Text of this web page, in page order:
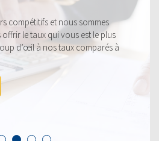
compétitifs et nous sommes
le taux qui vous est le plus
d’œil à nos taux comparés à